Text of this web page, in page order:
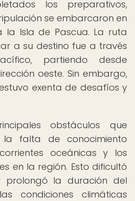
los preparativos,
se embarcaron en
la Isla de Pascua. La ruta
a su destino fue a través
partiendo desde
oeste. Sin embargo,
exenta de desafíos y
obstáculos que
la falta de conocimiento
oceánicas y los
en la región. Esto dificultó
prolongó la duración del
condiciones climáticas